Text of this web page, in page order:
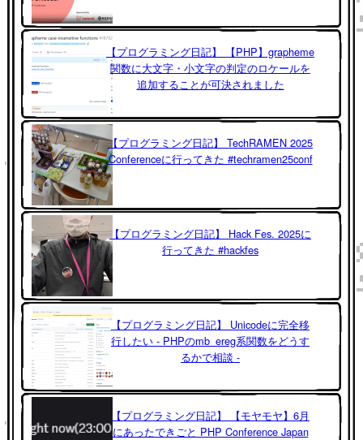
【プログラミング日記】 【PHP】grapheme
関数に大文字・小文字の判定のロケールを
追加することが可決されました
【プログラミング日記】 TechRAMEN 2025
Conferenceに行ってきた #techramen25conf
【プログラミング日記】 Hack Fes. 2025に
行ってきた #hackfes
【プログラミング日記】 Unicodeに完全移
行したい - PHPのmb_ereg系関数をどうす
るかで相談 -
【プログラミング日記】 【モヤモヤ】6月
にあったできごと PHP Conference Japan